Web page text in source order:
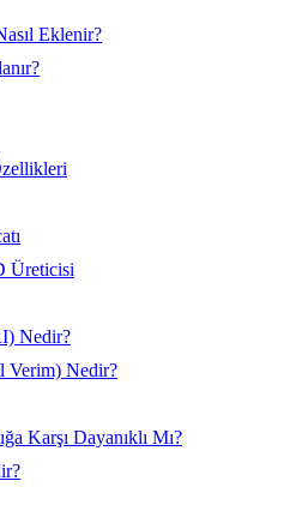
Eklenir?
Üreticisi
Nedir?
Verim) Nedir?
Karşı Dayanıklı Mı?